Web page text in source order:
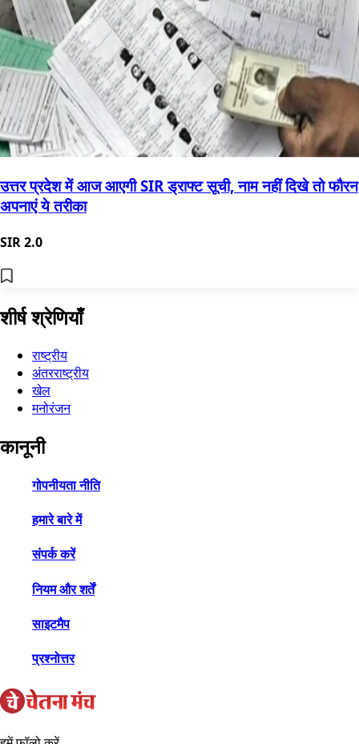
उत्तर प्रदेश में आज आएगी SIR ड्राफ्ट सूची, नाम नहीं दिखे तो फौरन
अपनाएं ये तरीका
SIR 2.0
शीर्ष श्रेणियाँ
राष्ट्रीय
अंतरराष्ट्रीय
खेल
मनोरंजन
कानूनी
गोपनीयता नीति
हमारे बारे में
संपर्क करें
नियम और शर्तें
साइटमैप
प्रश्नोत्तर